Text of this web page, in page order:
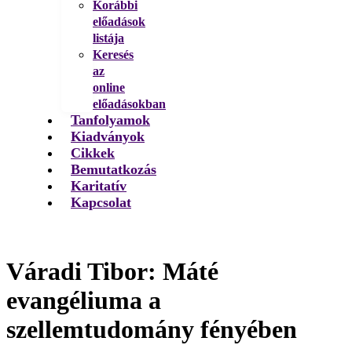
Korábbi
előadások
listája
Keresés
az
online
előadásokban
Tanfolyamok
Kiadványok
Cikkek
Bemutatkozás
Karitatív
Kapcsolat
Váradi Tibor: Máté
evangéliuma a
szellemtudomány fényében